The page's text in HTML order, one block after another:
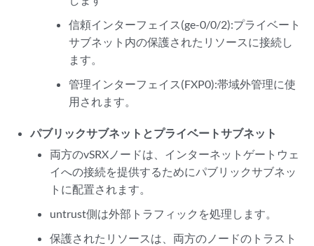
信頼インターフェイス(ge-0/0/2):プライベート
サブネット内の保護されたリソースに接続し
ます。
管理インターフェイス(FXP0):帯域外管理に使
用されます。
パブリックサブネットとプライベートサブネット
両方のvSRXノードは、インターネットゲートウェ
イへの接続を提供するためにパブリックサブネッ
トに配置されます。
untrust側は外部トラフィックを処理します。
保護されたリソースは、両方のノードのトラスト